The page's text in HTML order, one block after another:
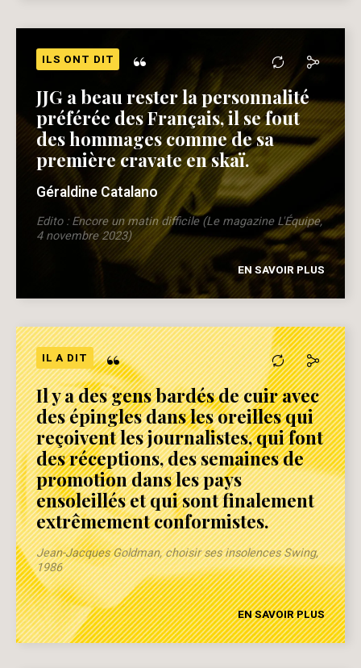
ILS ONT DIT “
JJG a beau rester la personnalité
préférée des Français, il se fout
des hommages comme de sa
première cravate en skaï.
Géraldine Catalano
Edito : Encore un matin difficile (Le magazine L'Équipe,
4 novembre 2023)
EN SAVOIR PLUS
IL A DIT “
Il y a des gens bardés de cuir avec
des épingles dans les oreilles qui
reçoivent les journalistes, qui font
des réceptions, des semaines de
promotion dans les pays
ensoleillés et qui sont finalement
extrêmement conformistes.
Jean-Jacques Goldman, choisir ses insolences Swing,
1986
EN SAVOIR PLUS